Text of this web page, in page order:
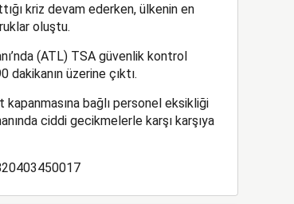
kriz devam ederken, ülkenin en
oluştu.
(ATL) TSA güvenlik kontrol
üzerine çıktı.
bağlı personel eksikliği
ciddi gecikmelerle karşı karşıya